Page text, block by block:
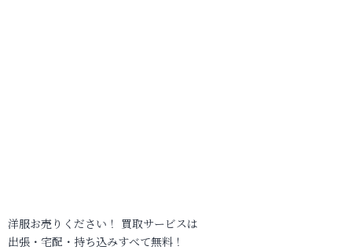
洋服お売りください！ 買取サービスは
出張・宅配・持ち込みすべて無料！